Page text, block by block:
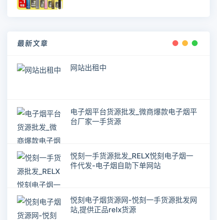
最新文章
网站出租中
电子烟平台货源批发_微商爆款电子烟平
台厂家一手货源
悦刻一手货源批发_RELX悦刻电子烟一
件代发-电子烟自助下单网站
悦刻电子烟货源网-悦刻一手货源批发网
站,提供正品relx货源